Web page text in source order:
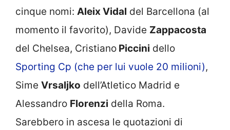
cinque nomi: Aleix Vidal del Barcellona (al
momento il favorito), Davide Zappacosta
del Chelsea, Cristiano Piccini dello
Sporting Cp (che per lui vuole 20 milioni),
Sime Vrsaljko dell’Atletico Madrid e
Alessandro Florenzi della Roma.
Sarebbero in ascesa le quotazioni di